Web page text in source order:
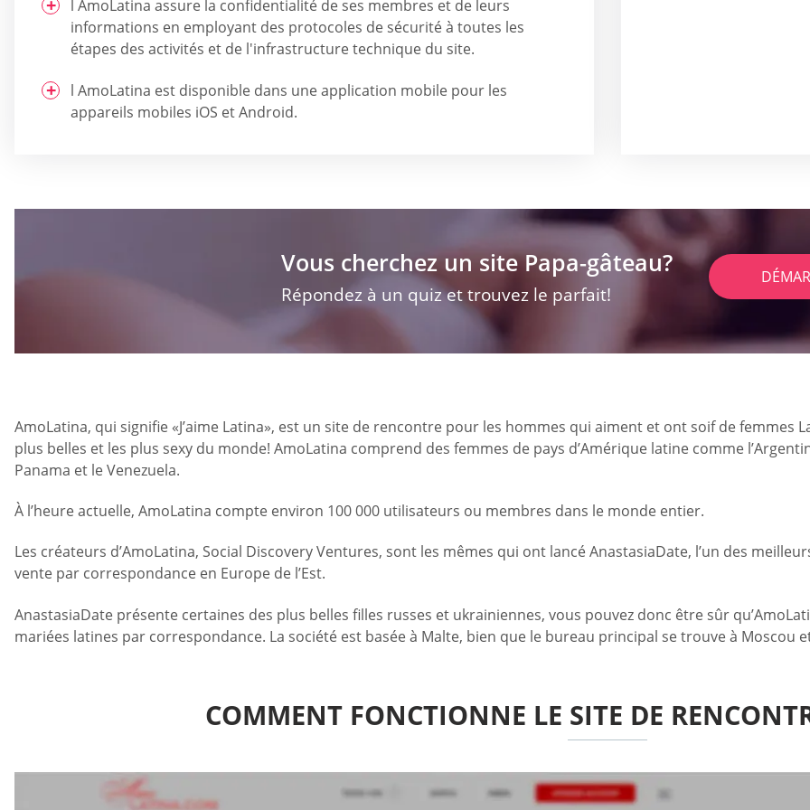
l AmoLatina assure la confidentialité de ses membres et de leurs
informations en employant des protocoles de sécurité à toutes les
étapes des activités et de l'infrastructure technique du site.
l AmoLatina est disponible dans une application mobile pour les
appareils mobiles iOS et Android.
Vous cherchez un site Papa-gâteau?
Répondez à un quiz et trouvez le parfait!
AmoLatina, qui signifie «J’aime Latina», est un site de rencontre pour les hommes qui aiment et ont soif de femmes
plus belles et les plus sexy du monde! AmoLatina comprend des femmes de pays d’Amérique latine comme
Panama et le Venezuela.
À l’heure actuelle, AmoLatina compte environ 100 000 utilisateurs ou membres dans le monde entier.
Les créateurs d’AmoLatina, Social Discovery Ventures, sont les mêmes qui ont lancé AnastasiaDate, l’un des
vente par correspondance en Europe de l’Est.
AnastasiaDate présente certaines des plus belles filles russes et ukrainiennes, vous pouvez donc être sûr
mariées latines par correspondance. La société est basée à Malte, bien que le bureau principal se trouve à Moscou
COMMENT FONCTIONNE LE SITE DE